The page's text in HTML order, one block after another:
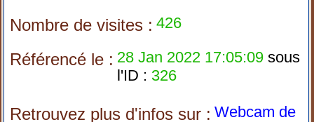
Nombre de visites : 426
Référencé le : 28 Jan 2022 17:05:09 sous
l'ID : 326
Retrouvez plus d'infos sur : Webcam de